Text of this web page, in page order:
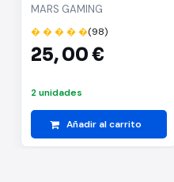
Inalámbrico Mars
Gaming MM-SK/ Hasta
8400 DPI
MARS GAMING
� � � � �(98)
25,00 €
2 unidades
Añadir al carrito